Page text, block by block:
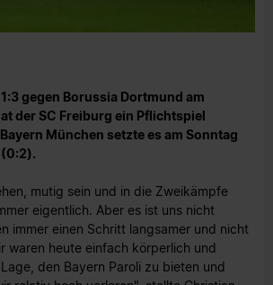
gegen Borussia Dortmund am
der SC Freiburg ein Pflichtspiel
München setzte es am Sonntag
mutig sein und in die Zweikämpfe
eigentlich. Aber es ist uns nicht
immer einen Schritt langsamer und nicht
waren heute einfach körperlich und
den Bayern Paroli zu bieten und